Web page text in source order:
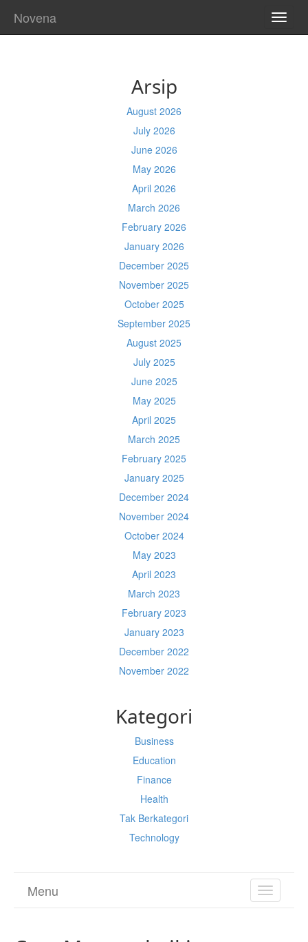
Novena
Arsip
August 2026
July 2026
June 2026
May 2026
April 2026
March 2026
February 2026
January 2026
December 2025
November 2025
October 2025
September 2025
August 2025
July 2025
June 2025
May 2025
April 2025
March 2025
February 2025
January 2025
December 2024
November 2024
October 2024
May 2023
April 2023
March 2023
February 2023
January 2023
December 2022
November 2022
Kategori
Business
Education
Finance
Health
Tak Berkategori
Technology
TOGGLE
Menu